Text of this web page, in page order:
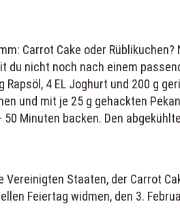
Carrot Cake oder
du nicht noch nach einem
Rapsöl, 4 EL Joghurt und 200 g
und mit je 25 g gehackten
50 Minuten backen. Den
Vereinigten Staaten, der Carrot
Feiertag widmen, den 3.